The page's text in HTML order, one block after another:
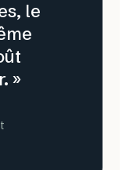
le
»